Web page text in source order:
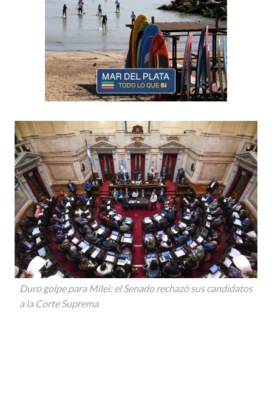
Duro golpe para Milei: el Senado rechazó sus candidatos
a la Corte Suprema